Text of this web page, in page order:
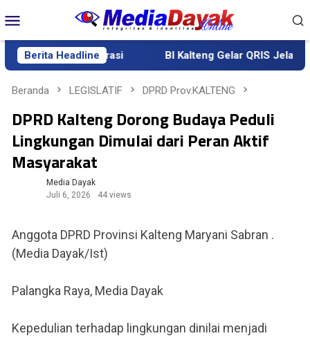
ke
kontenMobile
Berita Headline
dan Kolaborasi BI Kalteng Gelar QRIS Jelajah
Beranda LEGISLATIF DPRD Prov.KALTENG
DPRD Kalteng Dorong Budaya Peduli
Lingkungan Dimulai dari Peran Aktif
Masyarakat
Media Dayak
Juli 6, 2026
44 views
Anggota DPRD Provinsi Kalteng Maryani Sabran .
(Media Dayak/Ist)
Palangka Raya, Media Dayak
Kepedulian terhadap lingkungan dinilai menjadi